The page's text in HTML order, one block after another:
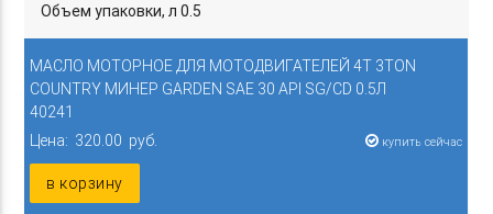
Объем упаковки, л 0.5
МАСЛО МОТОРНОЕ ДЛЯ МОТОДВИГАТЕЛЕЙ 4Т 3TON
COUNTRY МИНЕР GARDEN SAE 30 API SG/CD 0.5Л
40241
Цена: 320.00 руб.
купить сейчас
в корзину